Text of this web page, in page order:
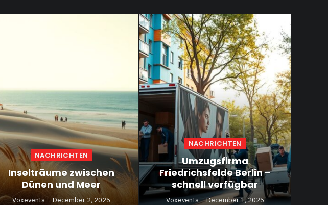
NACHRICHTEN
Inselträume zwischen
Dünen und Meer
Voxevents December 2, 2025
NACHRICHTEN
Umzugsfirma
Friedrichsfelde Berlin –
schnell verfügbar
Voxevents December 1, 2025